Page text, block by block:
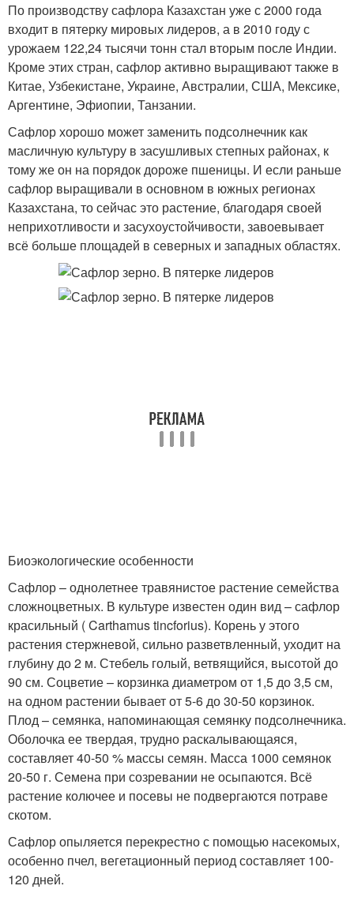
По производству сафлора Казахстан уже с 2000 года
входит в пятерку мировых лидеров, а в 2010 году с
урожаем 122,24 тысячи тонн стал вторым после Индии.
Кроме этих стран, сафлор активно выращивают также в
Китае, Узбекистане, Украине, Австралии, США, Мексике,
Аргентине, Эфиопии, Танзании.
Сафлор хорошо может заменить подсолнечник как
масличную культуру в засушливых степных районах, к
тому же он на порядок дороже пшеницы. И если раньше
сафлор выращивали в основном в южных регионах
Казахстана, то сейчас это растение, благодаря своей
неприхотливости и засухоустойчивости, завоевывает
всё больше площадей в северных и западных областях.
Биоэкологические особенности
Сафлор – однолетнее травянистое растение семейства
сложноцветных. В культуре известен один вид – сафлор
красильный ( Carthamus tincforius). Корень у этого
растения стержневой, сильно разветвленный, уходит на
глубину до 2 м. Стебель голый, ветвящийся, высотой до
90 см. Соцветие – корзинка диаметром от 1,5 до 3,5 см,
на одном растении бывает от 5-6 до 30-50 корзинок.
Плод – семянка, напоминающая семянку подсолнечника.
Оболочка ее твердая, трудно раскалывающаяся,
составляет 40-50 % массы семян. Масса 1000 семянок
20-50 г. Семена при созревании не осыпаются. Всё
растение колючее и посевы не подвергаются потраве
скотом.
Сафлор опыляется перекрестно с помощью насекомых,
особенно пчел, вегетационный период составляет 100-
120 дней.